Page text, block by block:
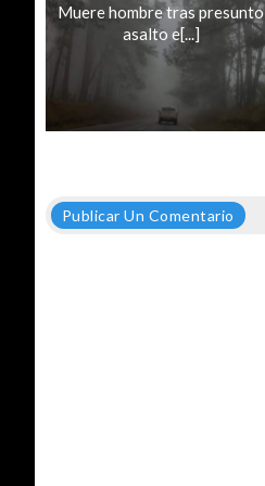
Muere hombre tras presunto
asalto e[...]
Publicar Un Comentario